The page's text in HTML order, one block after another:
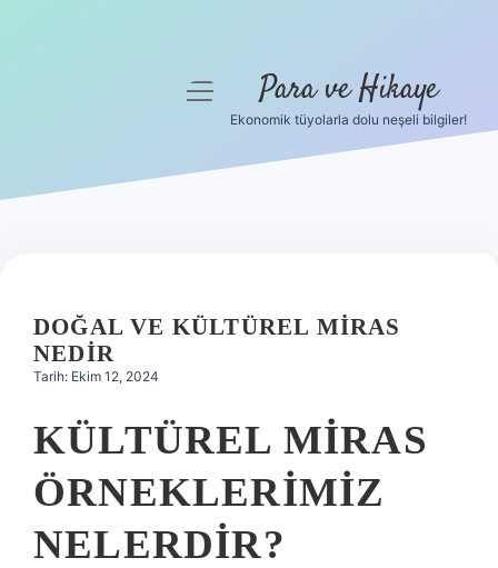
Hakkımızda
menüyü
Para ve Hikaye
Ekonomik tüyolarla dolu neşeli bilgiler!
DOĞAL VE KÜLTÜREL MIRAS
NEDIR
Tarih: Ekim 12, 2024
KÜLTÜREL MIRAS
ÖRNEKLERIMIZ
NELERDIR?